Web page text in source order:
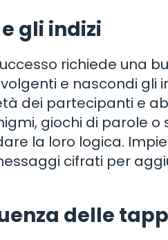
gli indizi
richiede una
e nascondi gli
dei partecipanti e
giochi di parole
la loro logica.
cifrati per
delle